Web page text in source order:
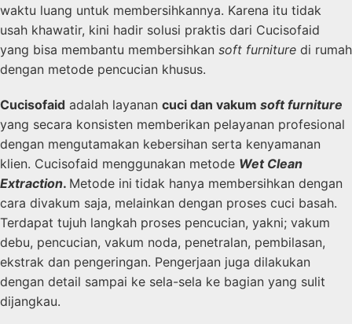
waktu luang untuk membersihkannya. Karena itu tidak
usah khawatir, kini hadir solusi praktis dari Cucisofaid
yang bisa membantu membersihkan soft furniture di rumah
dengan metode pencucian khusus.
Cucisofaid adalah layanan cuci dan vakum soft furniture
yang secara konsisten memberikan pelayanan profesional
dengan mengutamakan kebersihan serta kenyamanan
klien. Cucisofaid menggunakan metode Wet Clean
Extraction. Metode ini tidak hanya membersihkan dengan
cara divakum saja, melainkan dengan proses cuci basah.
Terdapat tujuh langkah proses pencucian, yakni; vakum
debu, pencucian, vakum noda, penetralan, pembilasan,
ekstrak dan pengeringan. Pengerjaan juga dilakukan
dengan detail sampai ke sela-sela ke bagian yang sulit
dijangkau.